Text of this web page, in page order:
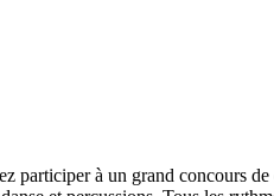
participer à un grand concours